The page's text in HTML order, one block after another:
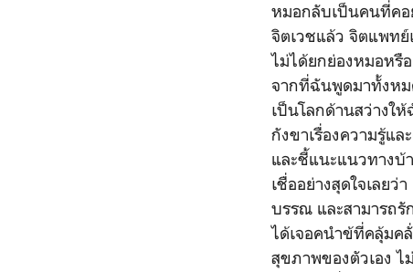
หมอกลับเป็นคนที่คอ
จิตเวชแล้ว จิตแพท
ไม่ได้ยกย่องหมอหรื
จากที่ฉันพูดมาทั้งห
เป็นโลกด้านสว่างใ
กังขาเรื่องความรู้แ
และชี้แนะแนวทางบ้
เชื่ออย่างสุดใจเลย
บรรณ และสามารถ
ได้เจอคนำข้ที่คลุ้มค
สุขภาพของตัวเอง ไ